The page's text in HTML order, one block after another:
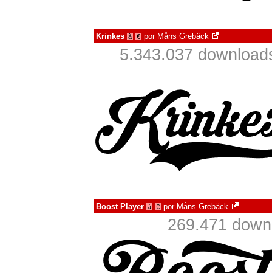
Krinkes à € por Måns Grebäck
5.343.037
Boost Player à € por Måns Grebäck
269.471